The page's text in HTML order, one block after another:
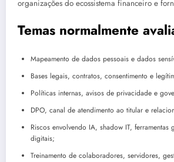
organizações do ecossistema financeiro e
Temas normalmente
Mapeamento de dados pessoais e dados
Bases legais, contratos, consentimento e
Políticas internas, avisos de privacidade e
DPO, canal de atendimento ao titular e
Riscos envolvendo IA, shadow IT, ferramentas
digitais;
Treinamento de colaboradores, servidores,